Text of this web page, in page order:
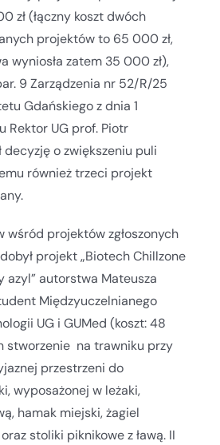
zł (łączny koszt dwóch
projektów to 65 000 zł,
wyniosła zatem 35 000 zł),
9 Zarządzenia nr 52/R/25
Gdańskiego z dnia 1
Rektor UG prof. Piotr
decyzję o zwiększeniu puli
również trzeci projekt
wśród projektów zgłoszonych
projekt „Biotech Chillzone
azyl” autorstwa Mateusza
Międzyuczelnianego
UG i GUMed (koszt: 48
stworzenie na trawniku przy
przestrzeni do
wyposażonej w leżaki,
hamak miejski, żagiel
stoliki piknikowe z ławą. II